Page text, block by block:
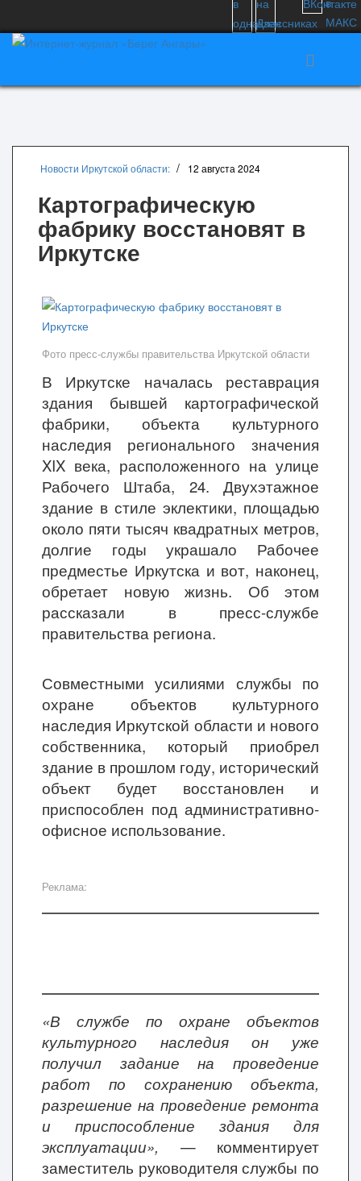
Новости Иркутской области: 12 августа 2024
Картографическую
фабрику восстановят в
Иркутске
Фото пресс-службы правительства Иркутской области
В Иркутске началась реставрация
здания бывшей картографической
фабрики, объекта культурного
наследия регионального значения
XIX века, расположенного на улице
Рабочего Штаба, 24. Двухэтажное
здание в стиле эклектики, площадью
около пяти тысяч квадратных метров,
долгие годы украшало Рабочее
предместье Иркутска и вот, наконец,
обретает новую жизнь. Об этом
рассказали в пресс-службе
правительства региона.
Совместными усилиями службы по
охране объектов культурного
наследия Иркутской области и нового
собственника, который приобрел
здание в прошлом году, исторический
объект будет восстановлен и
приспособлен под административно-
офисное использование.
Реклама:
«В службе по охране объектов
культурного наследия он уже
получил задание на проведение
работ по сохранению объекта,
разрешение на проведение ремонта
и приспособление здания для
эксплуатации», — комментирует
заместитель руководителя службы по